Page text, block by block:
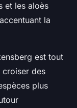
et les aloès
la
est tout
croiser des
plus